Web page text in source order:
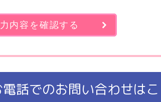
内容を確認する
話でのお問い合わせは